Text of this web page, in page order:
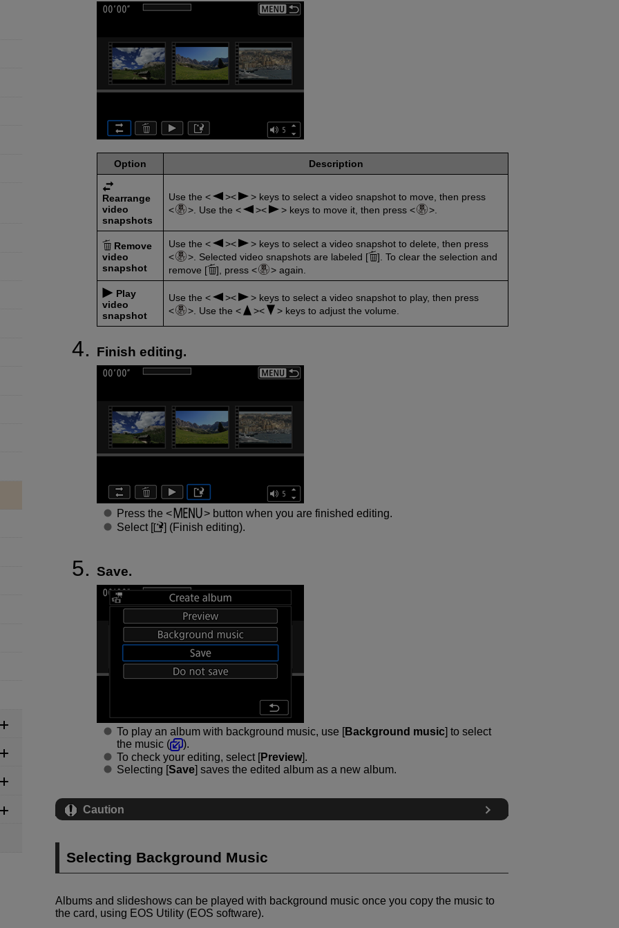
Option Description
Rearrange
video
snapshots
Use the
keys to select a video snapshot to move, then press
. Use the
keys to move it, then press
Remove
video
snapshot
Use the
keys to select a video snapshot to delete, then press
. Selected video snapshots are labeled [
]. To clear the selection and
remove [
], press again.
Play
video
snapshot
Use the
keys to select a video snapshot to play, then press
. Use the
keys to adjust the volume.
Finish editing.
Press the
button when you are finished editing.
Select [
] (Finish editing).
Save.
To play an album with background music, use [Background music] to select
the music (
).
To check your editing, select [Preview].
Selecting [Save] saves the edited album as a new album.
Caution
Selecting Background Music
Albums and slideshows can be played with background music once you copy the music to
the card, using EOS Utility (EOS software).